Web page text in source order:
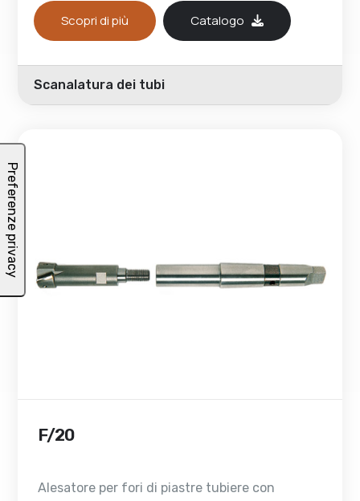
Scopri di più Catalogo
Scanalatura dei tubi
F/20
Alesatore per fori di piastre tubiere con